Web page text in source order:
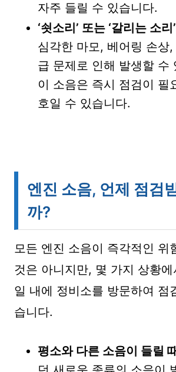
자주 들릴 수 있습니다.
‘쇳소리’ 또는 ‘갈리는 소리
심각한 마모, 베어링 손상
급 문제로 인해 발생할 수
이 소음은 즉시 점검이 필
호일 수 있습니다.
엔진 소음, 언제 점검
까?
모든 엔진 소음이 즉각적인 위
것은 아니지만, 몇 가지 상황에
일 내에 정비소를 방문하여 점
습니다.
평소와 다른 소음이 들릴